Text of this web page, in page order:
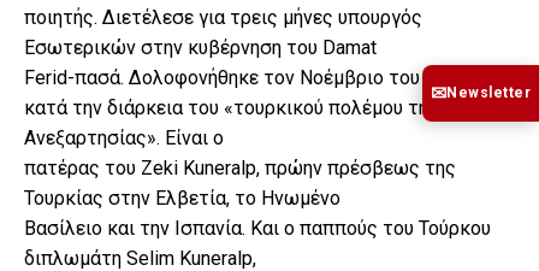
ποιητής. Διετέλεσε για τρεις μήνες υπουργός
Εσωτερικών στην κυβέρνηση του Damat
Ferid-πασά. Δολοφονήθηκε τον Νοέμβριο του 1922
κατά την διάρκεια του «τουρκικού πολέμου της
Ανεξαρτησίας». Είναι ο
πατέρας του Zeki Kuneralp, πρώην πρέσβεως της
Τουρκίας στην Ελβετία, το Ηνωμένο
Βασίλειο και την Ισπανία. Και ο παππούς του Τούρκου
διπλωμάτη Selim Kuneralp,
✉Newsletter